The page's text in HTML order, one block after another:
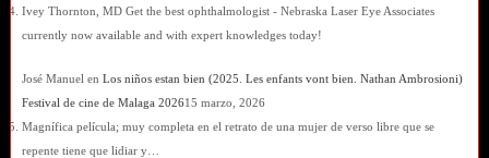
Ivey Thornton, MD Get the best ophthalmologist - Nebraska Laser Eye Associates
currently now available and with expert knowledges today!
José Manuel en Los niños estan bien (2025. Les enfants vont bien. Nathan Ambrosioni)
Festival de cine de Malaga 202615 marzo, 2026
Magnífica película; muy completa en el retrato de una mujer de verso libre que se
repente tiene que lidiar y…